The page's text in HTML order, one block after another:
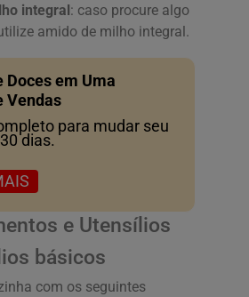
integral: caso procure algo
amido de milho integral.
em Uma
Vendas
para mudar seu
dias.
e Utensílios
básicos
com os seguintes